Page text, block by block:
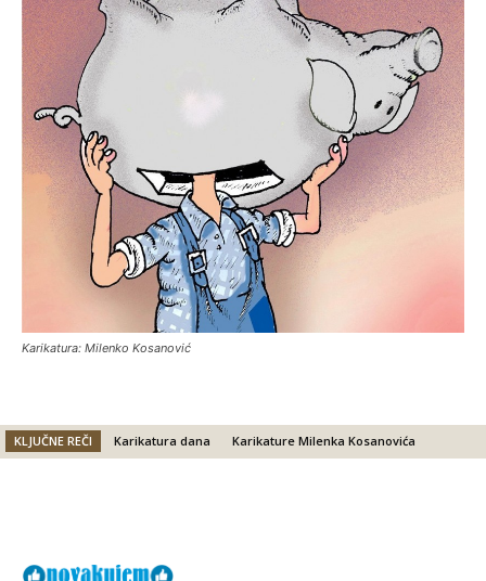
Karikatura: Milenko Kosanović
KLJUČNE REČI Karikatura dana Karikature Milenka Kosanovića